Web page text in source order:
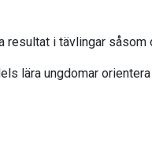
i tävlingar
lära ungdomar